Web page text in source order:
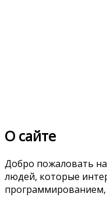
О сайте
Добро пожаловать
людей, которые